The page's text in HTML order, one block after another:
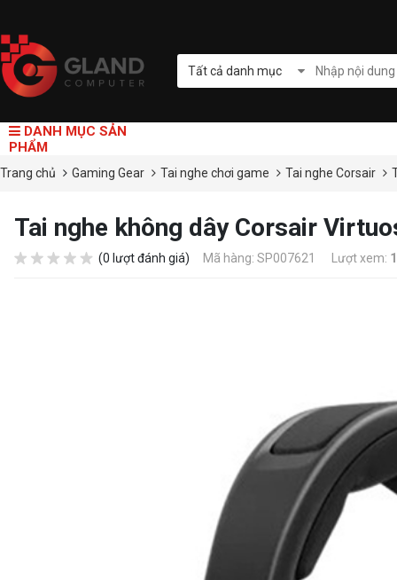
Tất cả danh mục
DANH MỤC SẢN
PHẨM
Trang chủ Gaming Gear Tai nghe chơi game Tai nghe Corsair
Tai nghe không dây Corsair
(0 lượt đánh giá) Mã hàng: SP007621 Lượt xem: